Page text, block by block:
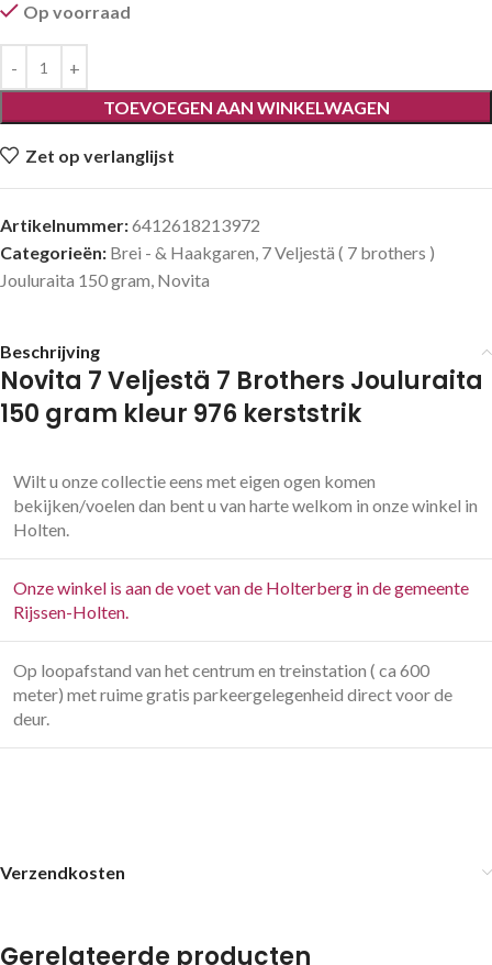
Op voorraad
TOEVOEGEN AAN WINKELWAGEN
Zet op verlanglijst
Artikelnummer:6412618213972
Categorieën: Brei - & Haakgaren, 7 Veljestä ( 7 brothers )
Jouluraita 150 gram, Novita
Beschrijving
Novita 7 Veljestä 7 Brothers Jouluraita
150 gram kleur 976 kerststrik
Wilt u onze collectie eens met eigen ogen komen
bekijken/voelen dan bent u van harte welkom in onze winkel in
Holten.
Onze winkel is aan de voet van de Holterberg in de gemeente
Rijssen-Holten.
Op loopafstand van het centrum en treinstation ( ca 600
meter) met ruime gratis parkeergelegenheid direct voor de
deur.
Verzendkosten
Gerelateerde producten